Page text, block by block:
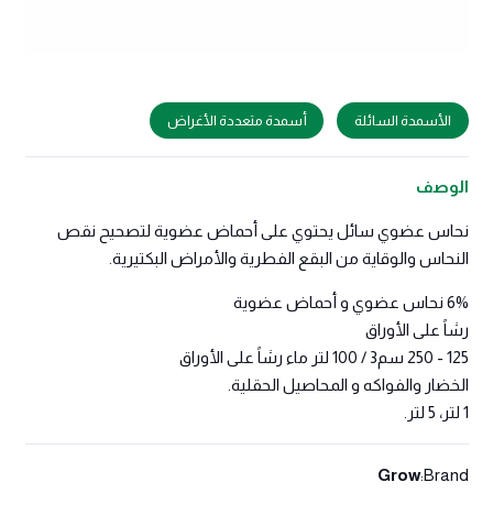
الأسمدة السائلة أسمدة متعددة الأغراض
الوصف
نحاس عضوي سائل يحتوي على أحماض عضوية لتصحيح نقص
النحاس والوقاية من البقع الفطرية والأمراض البكتيرية.
6% نحاس عضوي و أحماض عضوية
رشاً على الأوراق
125 - 250 سم3 / 100 لتر ماء رشاً على الأوراق
الخضار والفواكه و المحاصيل الحقلية.
1 لتر، 5 لتر.
Brand:
Grow